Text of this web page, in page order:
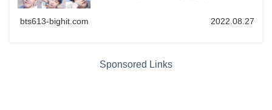
bts613-bighit.com 2022.08.27
Sponsored Links